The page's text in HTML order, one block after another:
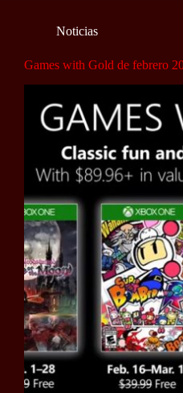
Noticias
Games with Gold de febrero